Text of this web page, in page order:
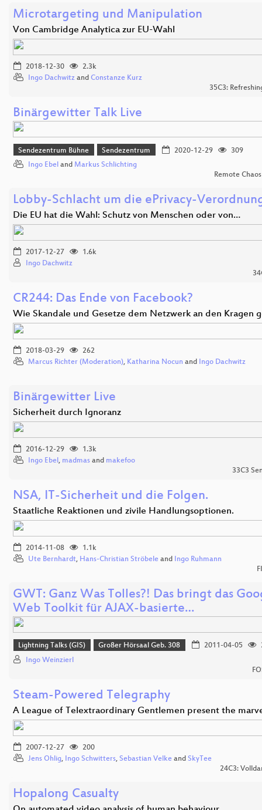
Microtargeting und Manipulation
Von Cambridge Analytica zur EU-Wahl
2018-12-30
2.3k
Ingo Dachwitz and Constanze Kurz
35C3:
Binärgewitter Talk Live
Sendezentrum Bühne Sendezentrum 2020-12-29
309
Ingo Ebel and Markus Schlichting
Remote
Lobby-Schlacht um die ePrivacy-
Die EU hat die Wahl: Schutz von Menschen oder von…
2017-12-27
1.6k
Ingo Dachwitz
CR244: Das Ende von Facebook?
Wie Skandale und Gesetze dem Netzwerk an den Kragen
2018-03-29
262
Marcus Richter (Moderation), Katharina Nocun and Ingo Dachwitz
Binärgewitter Live
Sicherheit durch Ignoranz
2016-12-29
1.3k
Ingo Ebel, madmas and makefoo
33C3
NSA, IT-Sicherheit und die Folgen.
Staatliche Reaktionen und zivile Handlungsoptionen.
2014-11-08
1.1k
Ute Bernhardt, Hans-Christian Ströbele and Ingo Ruhmann
GWT: Ganz Was Tolles?! Das bringt das
Web Toolkit für AJAX-basierte…
Lightning Talks (GIS) Großer Hörsaal Geb. 308 2011-04-05
Ingo Weinzierl
Steam-Powered Telegraphy
A League of Telextraordinary Gentlemen present the
2007-12-27
200
Jens Ohlig, Ingo Schwitters, Sebastian Velke and SkyTee
24C3:
Hopalong Casualty